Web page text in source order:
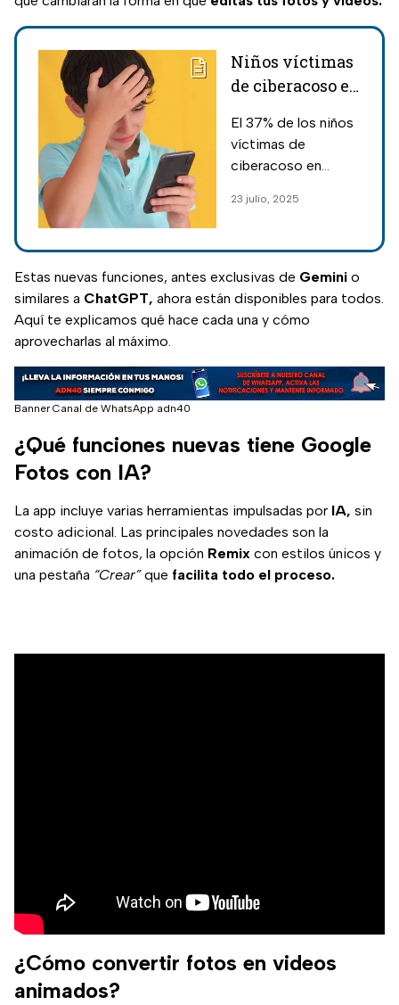
Niños víctimas
de ciberacoso en
recurren a la IA
en lugar de a
buscan apoyo
El 37% de los niños
víctimas de
ciberacoso en
apoyo emocional en
acudir a sus padres,
según Norton Cyber
Safety Report.
23 julio, 2025
Estas nuevas funciones, antes exclusivas de Gemini o
similares a ChatGPT, ahora están disponibles para todos.
Aquí te explicamos qué hace cada una y cómo
aprovecharlas al máximo.
Banner Canal de WhatsApp adn40
¿Qué funciones nuevas tiene Google
Fotos con IA?
La app incluye varias herramientas impulsadas por IA, sin
costo adicional. Las principales novedades son la
animación de fotos, la opción Remix con estilos únicos y
una pestaña “Crear”que facilita todo el proceso.
¿Cómo convertir fotos en videos
animados?